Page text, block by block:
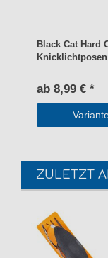
Black Cat Hard
ab 8,99 € *
ZULETZT